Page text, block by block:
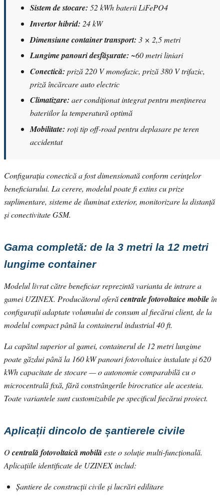
Sistem de stocare: 52 kWh baterii LiFePO4
Invertor hibrid: 24 kW
Dimensiune container transport: 3 × 2,5 metri
Lungime panouri desfășurate: ~60 metri liniari
Conectică: priză 220 V monofazic, priză 380 V trifazic,
priză încărcare auto electric
Climatizare: aer condiționat integrat pentru menținerea
bateriilor la temperatură optimă
Mobilitate: roți tip off-road pentru deplasare pe teren
accidentat
Configurația conectică a fost dimensionată conform cerințelor
beneficiarului. La cerere, modelul poate fi extins cu prize
suplimentare, sisteme de iluminat exterior, monitorizare la distanță
și conectivitate GSM.
Gama completă: de la 3 metri la 12 metri
lungime container
Modelul livrat către beneficiar reprezintă varianta de intrare a
gamei UZINEX. Producătorul oferăcentrale fotovoltaice mobileîn
configurații adaptate volumului de consum al fiecărui client, de la
modelul compact până la containerul industrial 40 ft.
La capătul superior al gamei, containerul de 12 metri lungime
poate găzdui până la 160 kW panouri fotovoltaice instalate și 620
kWh capacitate de stocare — o autonomie comparabilă cu o
microcentrală fixă, fără constrângerile birocratice ale acesteia.
Toate variantele sunt customizabile pe specificul fiecărui proiect.
Aplicații dincolo de șantierele civile
Ocentrală fotovoltaică mobilăeste o soluție multi-funcțională.
Aplicațiile identificate de UZINEX includ:
Șantiere de construcții civile și lucrări edilitare